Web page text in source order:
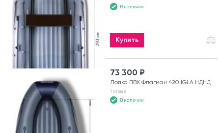
В наличии
Купить
73 300 ₽
Лодка ПВХ Флагман 420 IGLA НДНД
1 отзыв
В наличии